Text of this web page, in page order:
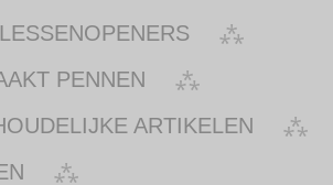
PENNEN
ARTIKELEN